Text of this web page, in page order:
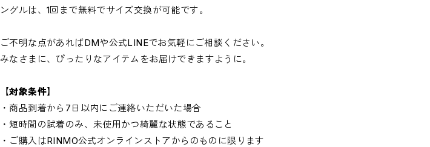
ングルは、1回まで無料でサイズ交換が可能です。
ご不明な点があればDMや公式LINEでお気軽にご相談ください。
みなさまに、ぴったりなアイテムをお届けできますように。
【対象条件】
・商品到着から7日以内にご連絡いただいた場合
・短時間の試着のみ、未使用かつ綺麗な状態であること
・ご購入はRINMO公式オンラインストアからのものに限ります